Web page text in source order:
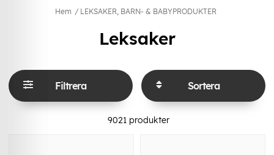
Hem LEKSAKER, BARN- & BABYPRODUKTER
Leksaker
Filtrera Sortera
9021produkter